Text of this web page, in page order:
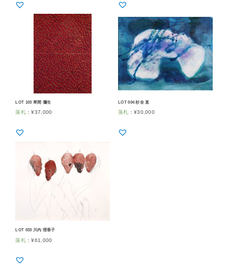
LOT 103 草間 彌生
落札 ：¥37,000
LOT 004 杉全 直
落札 ： ¥30,000
LOT 033 川内 理香子
落札 ：¥61,000